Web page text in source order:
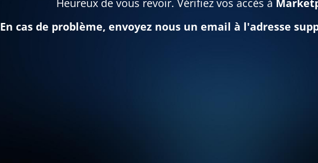
Heureux de vous revoir. Vérifiez vos accès à
En cas de problème, envoyez nous un email à l'adresse